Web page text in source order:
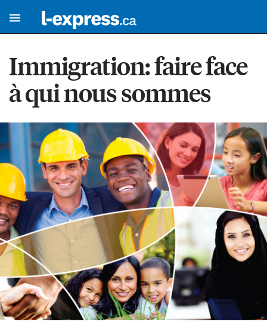
Immigration: faire face
à qui nous sommes